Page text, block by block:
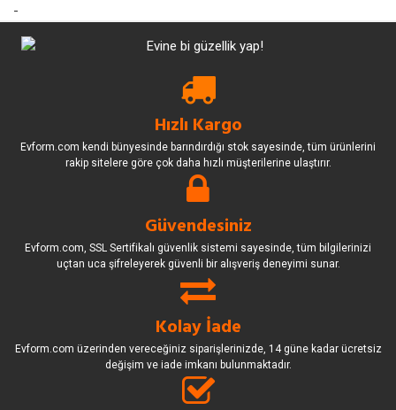
-
Hızlı Kargo
Evform.com kendi bünyesinde barındırdığı stok sayesinde, tüm ürünlerini
rakip sitelere göre çok daha hızlı müşterilerine ulaştırır.
Güvendesiniz
Evform.com, SSL Sertifikalı güvenlik sistemi sayesinde, tüm bilgilerinizi
uçtan uca şifreleyerek güvenli bir alışveriş deneyimi sunar.
Kolay İade
Evform.com üzerinden vereceğiniz siparişlerinizde, 14 güne kadar ücretsiz
değişim ve iade imkanı bulunmaktadır.